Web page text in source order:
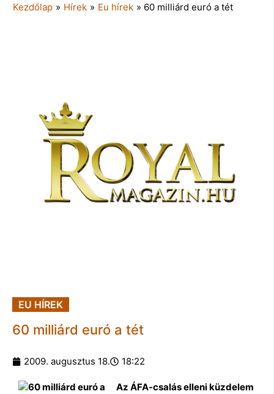
Kezdőlap » Hírek » Eu hírek » 60 milliárd euró a tét
EU HÍREK
60 milliárd euró a tét
2009. augusztus 18. 18:22
Az ÁFA-csalás elleni küzdelem